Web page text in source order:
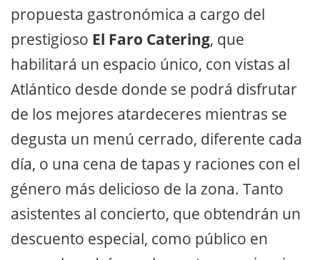
propuesta gastronómica a cargo del
prestigioso El Faro Catering, que
habilitará un espacio único, con vistas al
Atlántico desde donde se podrá disfrutar
de los mejores atardeceres mientras se
degusta un menú cerrado, diferente cada
día, o una cena de tapas y raciones con el
género más delicioso de la zona. Tanto
asistentes al concierto, que obtendrán un
descuento especial, como público en